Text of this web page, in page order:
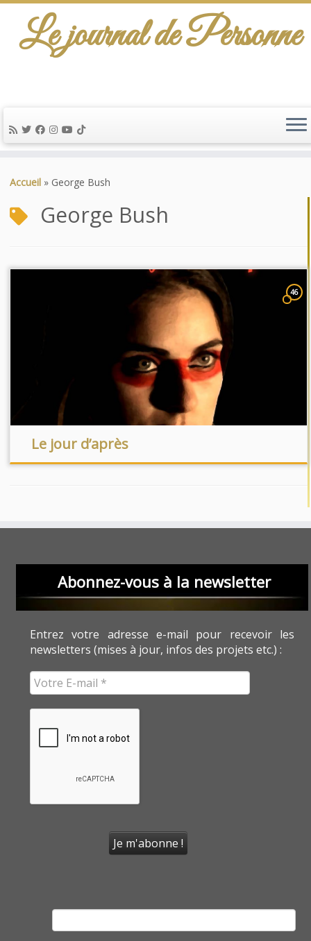
au
Le journal de Personne
Accueil » George Bush
George Bush
46
Le jour d’après
Abonnez-vous à la newsletter
Entrez votre adresse e-mail pour recevoir les
newsletters (mises à jour, infos des projets etc.) :